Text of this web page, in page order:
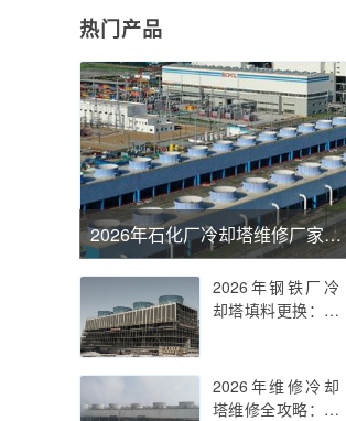
热门产品
2026年石化厂冷却塔维修厂家推荐与维修技术深度解析
2026年钢铁厂冷
却塔填料更换：专
2026年维修冷却
塔维修全攻略：专